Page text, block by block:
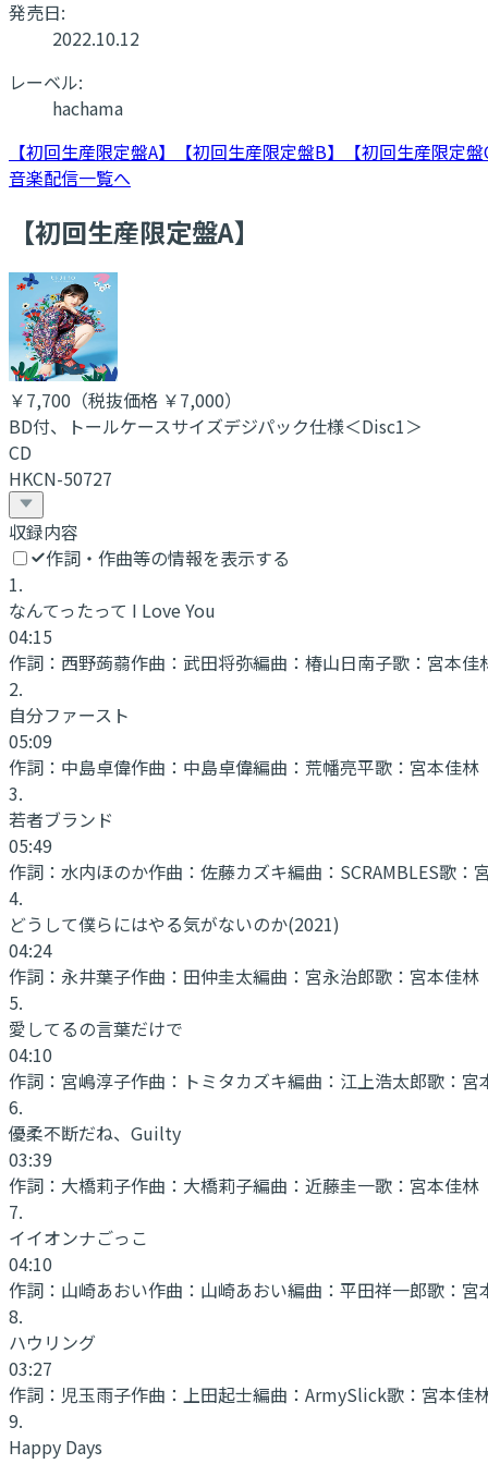
発売日:
2022.10.12
レーベル:
hachama
【初回生産限定盤A】
【初回生産限定盤B】 【初回生産限定盤
音楽配信一覧へ
【初回生産限定盤A】
￥7,700 （税抜価格 ￥7,000）
BD付、トールケースサイズデジパック仕様＜Disc1＞
CD
HKCN-50727
収録内容
作詞・作曲等の情報を表示する
1.
なんてったって I Love You
04:15
作詞： 西野蒟蒻作曲： 武田将弥編曲： 椿山日南子歌： 宮本佳
2.
自分ファースト
05:09
作詞： 中島卓偉作曲： 中島卓偉編曲： 荒幡亮平歌： 宮本佳林
3.
若者ブランド
05:49
作詞： 水内ほのか作曲： 佐藤カズキ編曲： SCRAMBLES歌：
4.
どうして僕らにはやる気がないのか(2021)
04:24
作詞： 永井葉子作曲： 田仲圭太編曲： 宮永治郎歌： 宮本佳林
5.
愛してるの言葉だけで
04:10
作詞： 宮嶋淳子作曲： トミタカズキ編曲： 江上浩太郎歌： 宮
6.
優柔不断だね、Guilty
03:39
作詞： 大橋莉子作曲： 大橋莉子編曲： 近藤圭一歌： 宮本佳林
7.
イイオンナごっこ
04:10
作詞： 山崎あおい作曲： 山崎あおい編曲： 平田祥一郎歌： 宮
8.
ハウリング
03:27
作詞： 児玉雨子作曲： 上田起士編曲： ArmySlick歌： 宮本佳
9.
Happy Days